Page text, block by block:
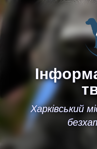
Харківський